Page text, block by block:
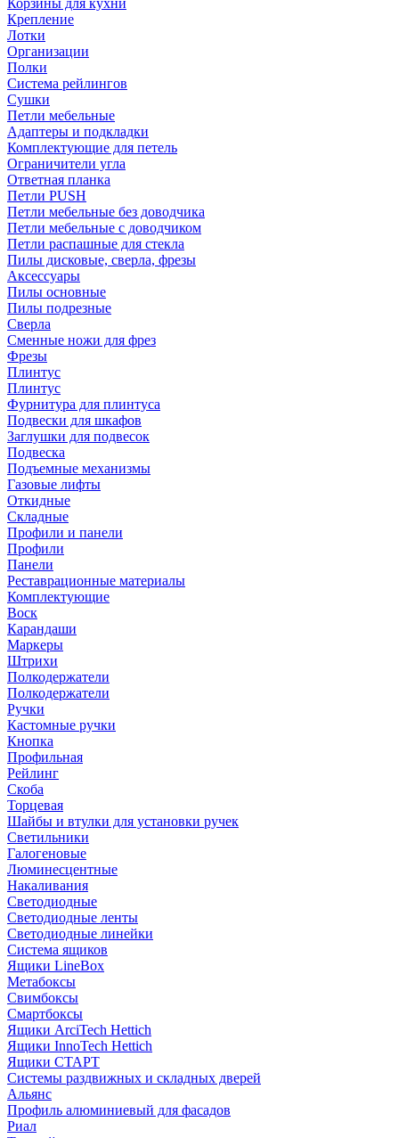
Корзины для кухни
Крепление
Лотки
Организации
Полки
Система рейлингов
Сушки
Петли мебельные
Адаптеры и подкладки
Комплектующие для петель
Ограничители угла
Ответная планка
Петли PUSH
Петли мебельные без доводчика
Петли мебельные с доводчиком
Петли распашные для стекла
Пилы дисковые, сверла, фрезы
Аксессуары
Пилы основные
Пилы подрезные
Сверла
Сменные ножи для фрез
Фрезы
Плинтус
Плинтус
Фурнитура для плинтуса
Подвески для шкафов
Заглушки для подвесок
Подвеска
Подъемные механизмы
Газовые лифты
Откидные
Складные
Профили и панели
Профили
Панели
Реставрационные материалы
Комплектующие
Воск
Карандаши
Маркеры
Штрихи
Полкодержатели
Полкодержатели
Ручки
Кастомные ручки
Кнопка
Профильная
Рейлинг
Скоба
Торцевая
Шайбы и втулки для установки ручек
Светильники
Галогеновые
Люминесцентные
Накаливания
Светодиодные
Светодиодные ленты
Светодиодные линейки
Система ящиков
Ящики LineBox
Метабоксы
Свимбоксы
Смартбоксы
Ящики ArciTech Hettich
Ящики InnoTech Hettich
Ящики СТАРТ
Системы раздвижных и складных дверей
Альянс
Профиль алюминиевый для фасадов
Риал